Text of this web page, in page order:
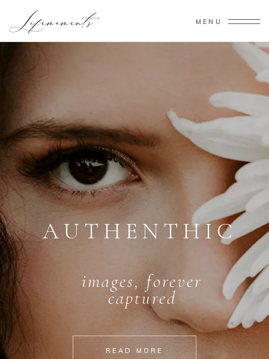
MENU
TI MEL E SS
captures for eternity
READ MORE